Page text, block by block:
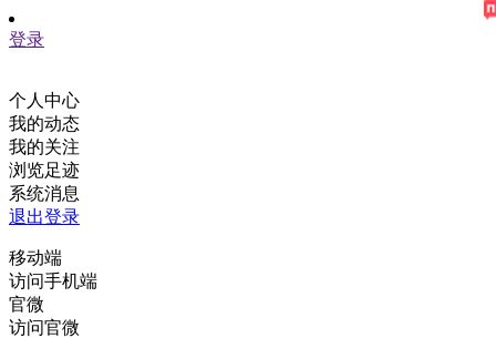
登录
个人中心
我的动态
我的关注
浏览足迹
系统消息
退出登录
移动端
访问手机端
官微
访问官微